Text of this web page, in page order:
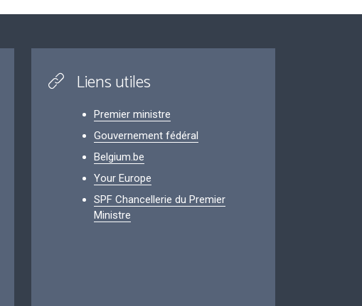
Liens utiles
Premier ministre
Gouvernement fédéral
Belgium.be
Your Europe
SPF Chancellerie du Premier
Ministre